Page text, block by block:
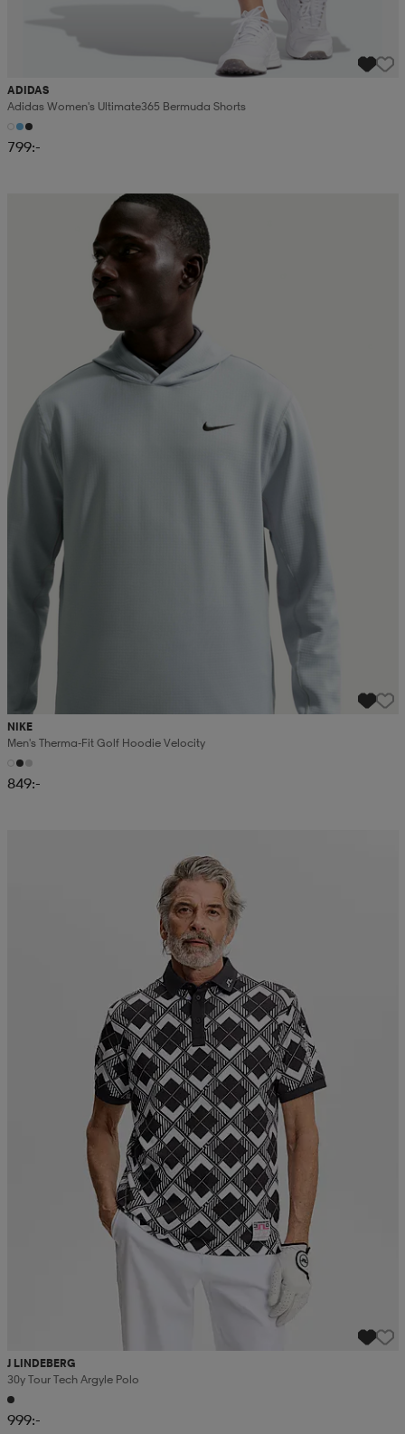
ADIDAS
Adidas Women's Ultimate365 Bermuda Shorts
799:-
NIKE
Men's Therma-Fit Golf Hoodie Velocity
849:-
J LINDEBERG
30y Tour Tech Argyle Polo
999:-